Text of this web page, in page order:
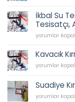
62
45
için
Tesisatı,
0538
202
62
için
İkbal Su
Tesisatçı,
İkbal
Tesisatı,
İkbal
Caddesi
Tesisat,
Tesisatçı,
Acil
yorumlar
Kavacık
Kavacık
Kaçağı
Bulma
yorumlar
Suadiye
Suadiye
yorumlar